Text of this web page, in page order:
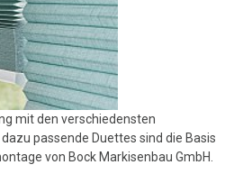
mit den verschiedensten
passende Duettes sind die Basis
von Bock Markisenbau GmbH.